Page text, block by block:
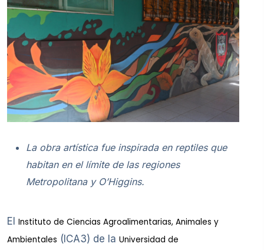
La obra artística fue inspirada en reptiles que
habitan en el límite de las regiones
Metropolitana y O’Higgins.
El Instituto de Ciencias Agroalimentarias, Animales y
Ambientales (ICA3) de la Universidad de